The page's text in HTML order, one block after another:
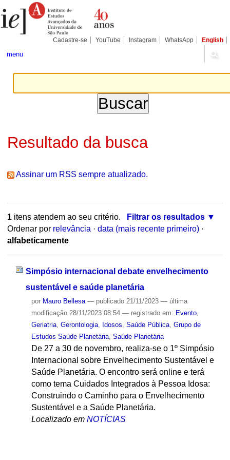
para
conteúdo.
Pessoais
Cadastre-se YouTube Instagram WhatsApp English
menu
Resultado da busca
Assinar um RSS sempre atualizado.
1itens atendem ao seu critério.
Filtrar os resultados
Ordenar por relevância · data (mais recente primeiro) ·
alfabeticamente
Simpósio internacional debate envelhecimento
sustentável e saúde planetária
por Mauro Bellesa — publicado21/11/2023 — última
modificação28/11/2023 08:54 — registrado em: Evento,
Geriatria, Gerontologia, Idosos Saúde Pública, Grupo de
Estudos Saúde Planetária, Saúde Planetária
De 27 a 30 de novembro, realiza-se o 1º Simpósio
Internacional sobre Envelhecimento Sustentável e
Saúde Planetária. O encontro será online e terá
como tema Cuidados Integrados à Pessoa Idosa:
Construindo o Caminho para o Envelhecimento
Sustentável e a Saúde Planetária.
Localizado em NOTÍCIAS